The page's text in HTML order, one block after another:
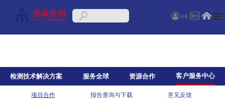
登录
检测技术解决方案 服务全球 资源合作 客户服务中心
项目合作 报告查询与下载 意见反馈